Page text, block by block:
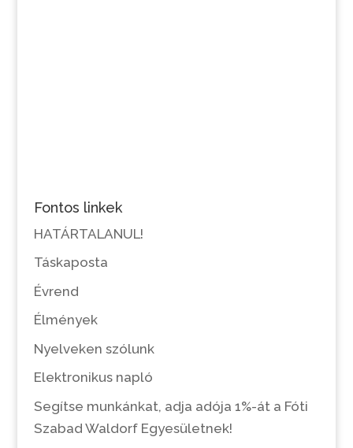
Fontos linkek
HATÁRTALANUL!
Táskaposta
Évrend
Élmények
Nyelveken szólunk
Elektronikus napló
Segítse munkánkat, adja adója 1%-át a Fóti
Szabad Waldorf Egyesületnek!